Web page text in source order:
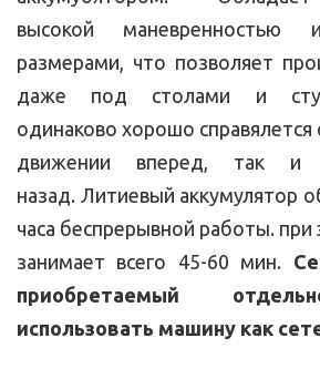
высокой маневренностью
размерами, что позволяет
даже под столами и
одинаково хорошо справялется
движении вперед, так и
назад. Литиевый аккумулятор
часа беспрерывной работы.
занимает всего 45-60 мин.
приобретаемый
использовать машину как